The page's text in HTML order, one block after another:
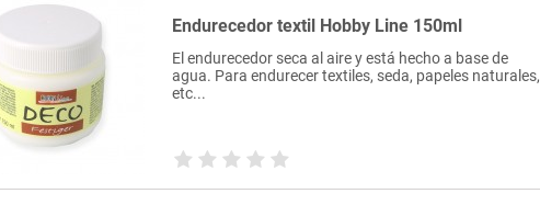
Endurecedor textil Hobby Line 150ml
El endurecedor seca al aire y está hecho a base de
agua. Para endurecer textiles, seda, papeles naturales,
etc...